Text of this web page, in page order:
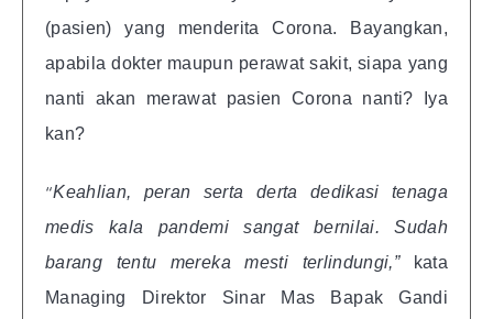
(pasien) yang menderita Corona. Bayangkan,
apabila dokter maupun perawat sakit, siapa yang
nanti akan merawat pasien Corona nanti? Iya
kan?
“Keahlian, peran serta derta dedikasi tenaga
medis kala pandemi sangat bernilai. Sudah
barang tentu mereka mesti terlindungi,”
kata
Managing Direktor Sinar Mas Bapak Gandi